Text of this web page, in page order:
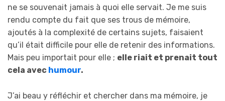
ne se souvenait jamais à quoi elle servait. Je me suis
rendu compte du fait que ses trous de mémoire,
ajoutés à la complexité de certains sujets, faisaient
qu’il était difficile pour elle de retenir des informations.
Mais peu importait pour elle ; elle riait et prenait tout
cela avec humour.
J’ai beau y réfléchir et chercher dans ma mémoire, je